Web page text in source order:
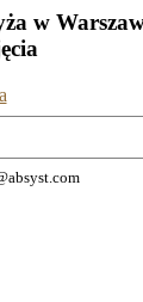
w